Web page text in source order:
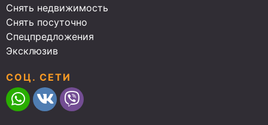
Снять недвижимость
Снять посуточно
Спецпредложения
Эксклюзив
СОЦ. СЕТИ